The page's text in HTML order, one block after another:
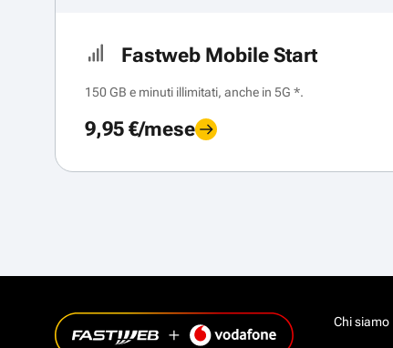
Fastweb Mobile Start
150 GB e minuti illimitati, anche in 5G *.
9,95 €/mese
Chi siamo